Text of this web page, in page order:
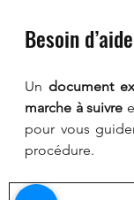
Besoin
Un document
marche à suivre
pour vous
procédure.